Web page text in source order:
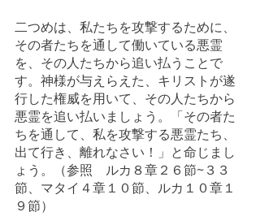
二つめは、私たちを攻撃するために、
その者たちを通して働いている悪霊
を、その人たちから追い払うことで
す。神様が与えらえた、キリストが遂
行した権威を用いて、その人たちから
悪霊を追い払いましょう。「その者た
ちを通して、私を攻撃する悪霊たち、
出て行き、離れなさい！」と命じまし
ょう。（参照　ルカ８章２６節~３３
節、マタイ４章１０節、ルカ１０章１
９節）